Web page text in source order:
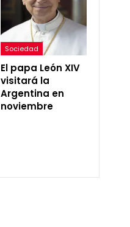
Sociedad
El papa León XIV
visitará la
Argentina en
noviembre